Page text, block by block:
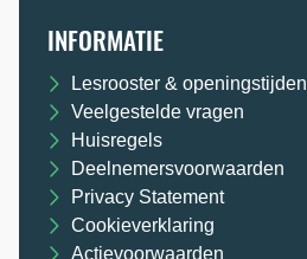
INFORMATIE
Lesrooster & openingstijden
Veelgestelde vragen
Huisregels
Deelnemersvoorwaarden
Privacy Statement
Cookieverklaring
Actievoorwaarden